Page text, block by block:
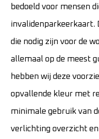
bedoeld voor mensen
invalidenparkeerkaart.
die nodig zijn voor de
allemaal op de meest
hebben wij deze
opvallende kleur met
minimale gebruik van
verlichting overzicht